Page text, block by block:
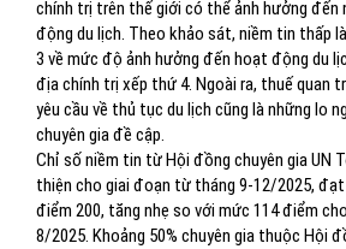
chính trị trên thế giới có thể ảnh hưởng
động du lịch. Theo khảo sát, niềm tin thấp
3 về mức độ ảnh hưởng đến hoạt động du
địa chính trị xếp thứ 4. Ngoài ra, thuế quan
yêu cầu về thủ tục du lịch cũng là những lo
chuyên gia đề cập.
Chỉ số niềm tin từ Hội đồng chuyên gia UN
thiện cho giai đoạn từ tháng 9-12/2025,
điểm 200, tăng nhẹ so với mức 114 điểm
8/2025. Khoảng 50% chuyên gia thuộc Hội